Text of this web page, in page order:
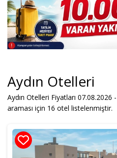
Giriş Tarihi
Sadece Müsait Oteller
Otel
Aydın Otelleri
Aydın Otelleri Fiyatları 07.08.2026
araması için 16 otel listelenmiştir.